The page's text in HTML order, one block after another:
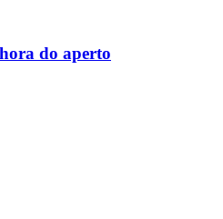
do aperto